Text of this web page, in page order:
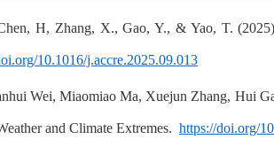
H, Zhang, X., Gao, Y., & Yao, T.
10.1016/j.accre.2025.09.013
Wei, Miaomiao Ma, Xuejun Zhang, Hui
and Climate Extremes. https://doi.org/